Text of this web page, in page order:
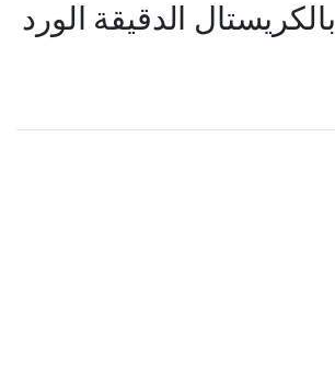
الدقيقة الورد